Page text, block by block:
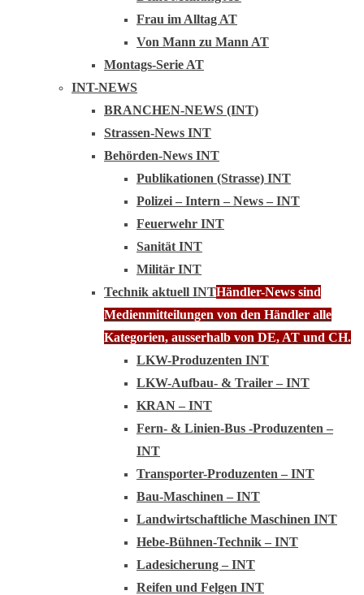
Frau im Alltag AT
Von Mann zu Mann AT
Montags-Serie AT
INT-NEWS
BRANCHEN-NEWS (INT)
Strassen-News INT
Behörden-News INT
Publikationen (Strasse) INT
Polizei – Intern – News – INT
Feuerwehr INT
Sanität INT
Militär INT
Technik aktuell INTHändler-News sind
Medienmitteilungen von den Händler alle
Kategorien, ausserhalb von DE, AT und CH.
LKW-Produzenten INT
LKW-Aufbau- & Trailer – INT
KRAN – INT
Fern- & Linien-Bus -Produzenten –
INT
Transporter-Produzenten – INT
Bau-Maschinen – INT
Landwirtschaftliche Maschinen INT
Hebe-Bühnen-Technik – INT
Ladesicherung – INT
Reifen und Felgen INT